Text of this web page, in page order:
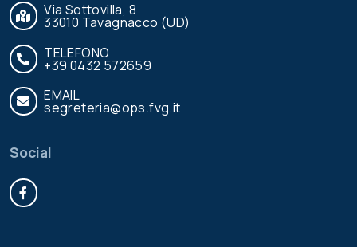
Via Sottovilla, 8
33010 Tavagnacco (UD)
TELEFONO
+39 0432 572659
EMAIL
segreteria@ops.fvg.it
Social